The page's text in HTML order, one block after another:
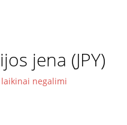
jena (JPY)
negalimi